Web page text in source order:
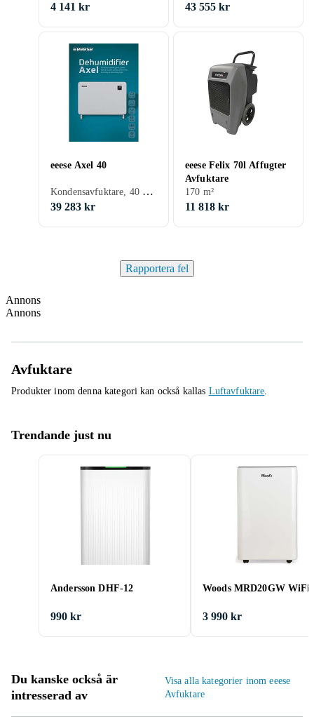
4 141 kr
43 555 kr
eeese Axel 40
Kondensavfuktare, 40 m², Timer
39 283 kr
eeese Felix 70l Affugter
Avfuktare
170 m²
11 818 kr
Rapportera fel
Annons
Annons
Avfuktare
Produkter inom denna kategori kan också kallas Luftavfuktare.
Trendande just nu
Andersson DHF-12
990 kr
Woods MRD20GW WiFi
3 990 kr
Du kanske också är
intresserad av
Visa alla kategorier inom eeese
Avfuktare